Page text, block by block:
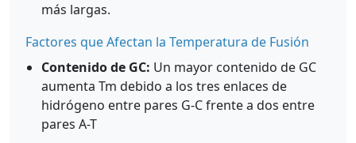
más largas.
Factores que Afectan la Temperatura de Fusión
Contenido de GC: Un mayor contenido de GC
aumenta Tm debido a los tres enlaces de
hidrógeno entre pares G-C frente a dos entre
pares A-T